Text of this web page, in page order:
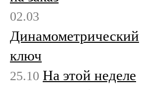
02.03
Динамометрический
ключ
25.10 На этой неделе